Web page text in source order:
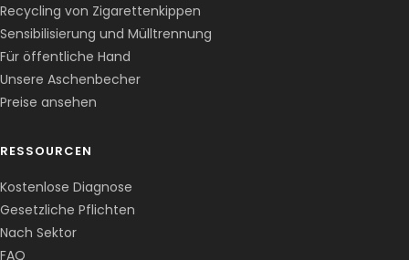
Recycling von Zigarettenkippen
Sensibilisierung und Mülltrennung
Für öffentliche Hand
Unsere Aschenbecher
Preise ansehen
RESSOURCEN
Kostenlose Diagnose
Gesetzliche Pflichten
Nach Sektor
FAQ